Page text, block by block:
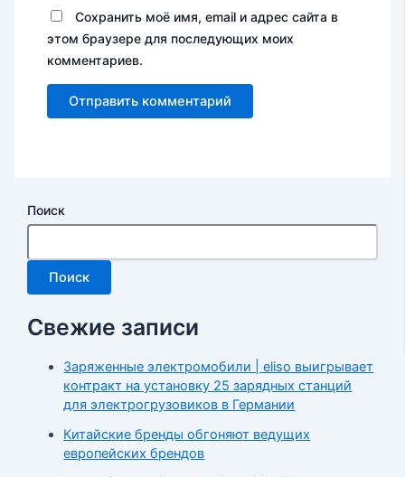
Сохранить моё имя, email и адрес сайта в
этом браузере для последующих моих
комментариев.
Поиск
Поиск
Свежие записи
Заряженные электромобили | eliso выигрывает
контракт на установку 25 зарядных станций
для электрогрузовиков в Германии
Китайские бренды обгоняют ведущих
европейских брендов